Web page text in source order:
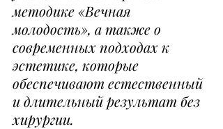
методике «Вечная
молодость», а также о
современных подходах к
эстетике, которые
обеспечивают естественный
и длительный результат без
хирургии.